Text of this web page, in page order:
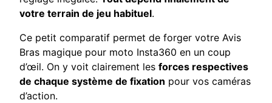
votre terrain de jeu habituel.
Ce petit comparatif permet de forger votre Avis
Bras magique pour moto Insta360 en un coup
d’œil. On y voit clairement les forces respectives
de chaque système de fixation pour vos caméras
d’action.